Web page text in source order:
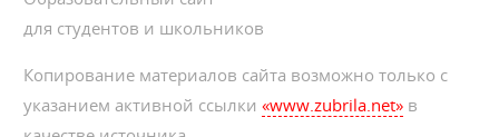
для студентов и школьников
Копирование материалов сайта возможно только с
указанием активной ссылки«www.zubrila.net» в